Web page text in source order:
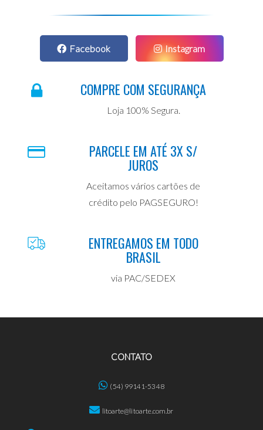
Facebook Instagram
COMPRE COM SEGURANÇA
Loja 100% Segura.
PARCELE EM ATÉ 3X S/
JUROS
Aceitamos vários cartões de
crédito pelo PAGSEGURO!
ENTREGAMOS EM TODO
BRASIL
via PAC/SEDEX
CONTATO
(54) 99141-5348
litoarte@litoarte.com.br